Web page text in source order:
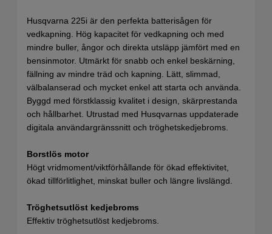
Husqvarna 225i är den perfekta batterisågen för
vedkapning. Hög kapacitet för vedkapning och med
mindre buller, ångor och direkta utsläpp jämfört med en
bensinmotor. Utmärkt för snabb och enkel beskärning,
fällning av mindre träd och kapning. Lätt, slimmad,
välbalanserad och mycket enkel att starta och använda.
Byggd med förstklassig kvalitet i design, skärprestanda
och hållbarhet. Utrustad med Husqvarnas uppdaterade
digitala användargränssnitt och tröghetskedjebroms.
Borstlös motor
Högt vridmoment/viktförhållande för ökad effektivitet,
ökad tillförlitlighet, minskat buller och längre livslängd.
Tröghetsutlöst kedjebroms
Effektiv tröghetsutlöst kedjebroms.